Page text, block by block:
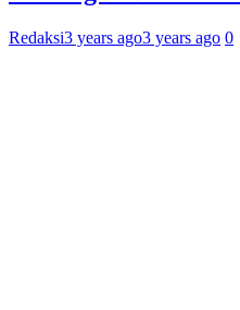
Redaksi3 years ago3 years ago 0